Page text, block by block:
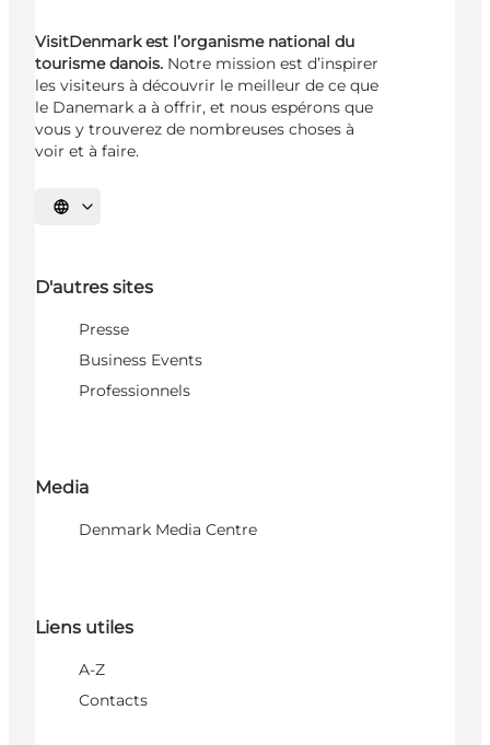
VisitDenmark est l’organisme national du
tourisme danois. Notre mission est d’inspirer
les visiteurs à découvrir le meilleur de ce que
le Danemark a à offrir, et nous espérons que
vous y trouverez de nombreuses choses à
voir et à faire.
Choisissez la langue
D'autres sites
Presse
Business Events
Professionnels
Media
Denmark Media Centre
Liens utiles
A-Z
Contacts